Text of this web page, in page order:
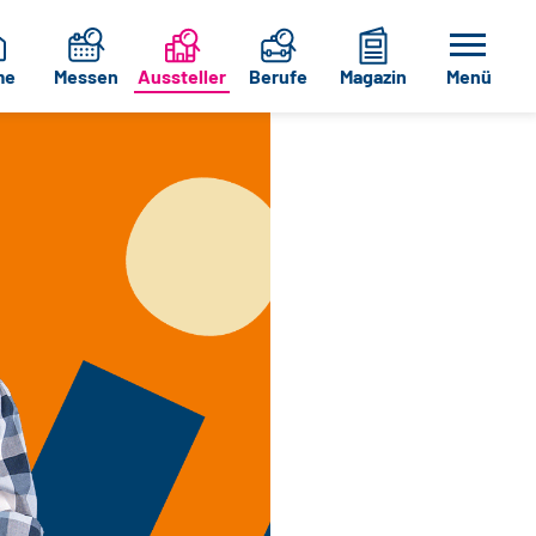
Messen Aussteller Berufe Magazin Menü